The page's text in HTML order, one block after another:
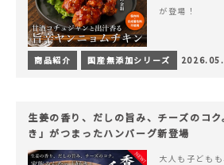
が登場！
商品紹介 国産無添加シリーズ
生姜の香り、だしの旨み、チーズのコ
き」がつまったハンバーグ新登場
大人も子ども